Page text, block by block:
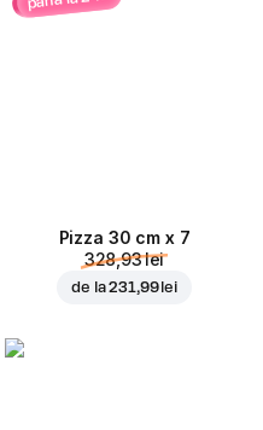
Pizza 30 cm x 7
328,93 lei
de la231,99 lei